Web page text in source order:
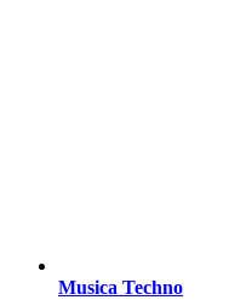
Musica Techno